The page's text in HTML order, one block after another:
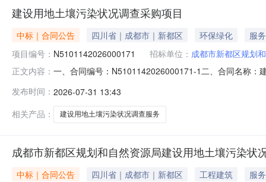
建设用地土壤污染状况调查采购项目
中标｜合同公告 四川省｜成都市｜新都区 环保绿化
服务
项目编号： N5101142026000171 招标单位： 成都市新都区规划
正文内容： 一、合同编号：N5101142026000171-1二、合同名称：
有限公司地址：华金大道二段562号联系方式：
发布时间： 2026-07-31 13:43
相关产品：
建设用地土壤污染状况调查服务
成都市新都区规划和自然资源局建设用地土壤污染状
中标｜合同公告 四川省｜成都市｜新都区 工程建筑
服务